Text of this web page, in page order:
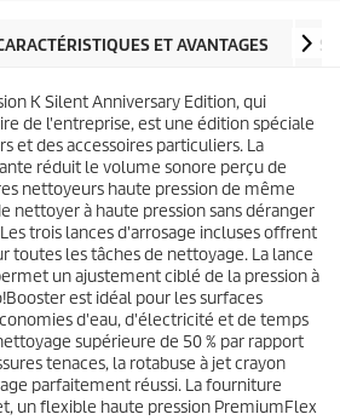
ET AVANTAGES
K Silent Anniversary Edition, qui
de l'entreprise, est une édition spéciale
et des accessoires particuliers. La
réduit le volume sonore perçu de
nettoyeurs haute pression de même
nettoyer à haute pression sans déranger
trois lances d'arrosage incluses offrent
toutes les tâches de nettoyage. La lance
un ajustement ciblé de la pression à
est idéal pour les surfaces
d'eau, d'électricité et de temps
supérieure de 50 % par rapport
tenaces, la rotabuse à jet crayon
parfaitement réussi. La fourniture
un flexible haute pression PremiumFlex